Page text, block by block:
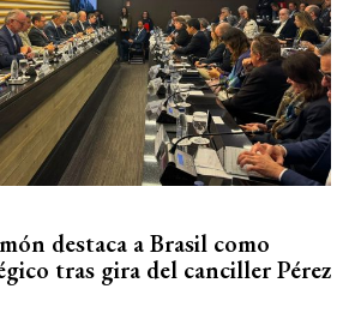
destaca a Brasil como
tras gira del canciller Pérez